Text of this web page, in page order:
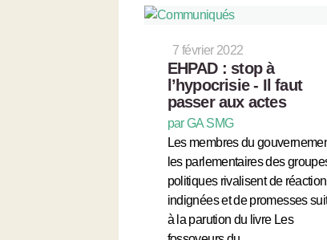
7 février 2022
EHPAD : stop à
l’hypocrisie - Il faut
passer aux actes
par GA SMG
Les membres du
les parlementaires des
politiques rivalisent de
indignées et de promesses
à la parution du livre Les